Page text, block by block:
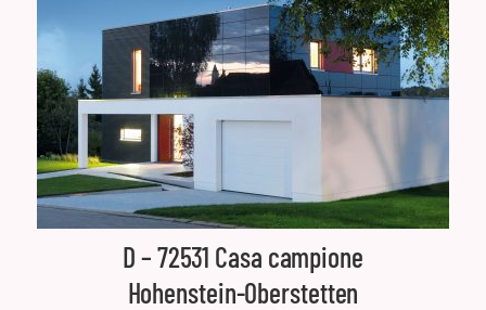
D – 72531 Casa campione
Hohenstein-Oberstetten